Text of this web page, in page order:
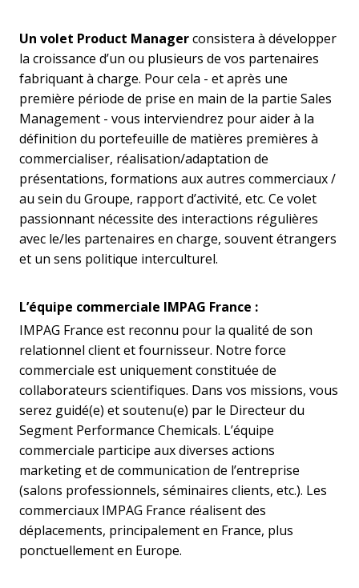
Un volet Product Managerconsistera à développer
la croissance d’un ou plusieurs de vos partenaires
fabriquant à charge. Pour cela - et après une
première période de prise en main de la partie Sales
Management - vous interviendrez pour aider à la
définition du portefeuille de matières premières à
commercialiser, réalisation/adaptation de
présentations, formations aux autres commerciaux /
au sein du Groupe, rapport d’activité, etc. Ce volet
passionnant nécessite des interactions régulières
avec le/les partenaires en charge, souvent étrangers
et un sens politique interculturel.
L’équipe commerciale IMPAG France :
IMPAG France est reconnu pour la qualité de son
relationnel client et fournisseur. Notre force
commerciale est uniquement constituée de
collaborateurs scientifiques. Dans vos missions, vous
serez guidé(e) et soutenu(e) par le Directeur du
Segment Performance Chemicals. L’équipe
commerciale participe aux diverses actions
marketing et de communication de l’entreprise
(salons professionnels, séminaires clients, etc.). Les
commerciaux IMPAG France réalisent des
déplacements, principalement en France, plus
ponctuellement en Europe.